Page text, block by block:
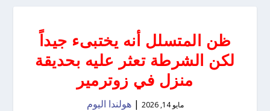
ظن المتسلل أنه يختبىء جيداً
لكن الشرطة تعثر عليه بحديقة
منزل في زوترمير
مايو 14, 2026 |هولندا اليوم